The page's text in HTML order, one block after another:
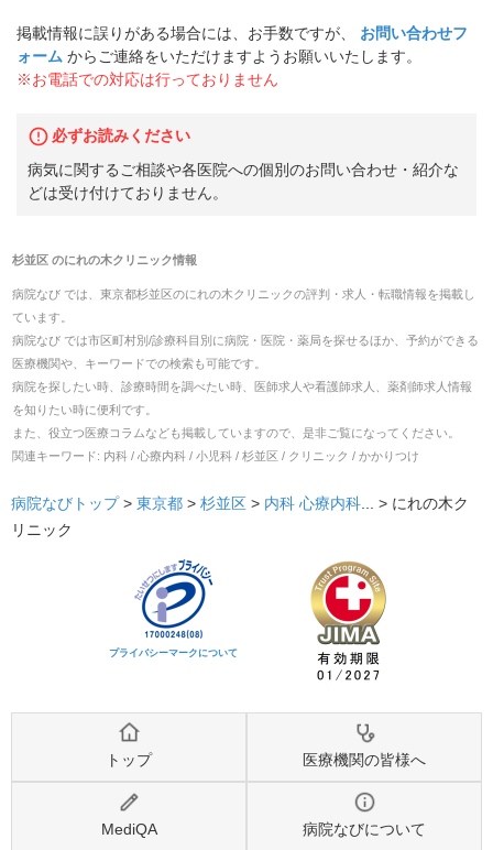
掲載情報に誤りがある場合には、お手数ですが、
お問い合わせフ
ォーム からご連絡をいただけますようお願いいたします。
※お電話での対応は行っておりません
必ずお読みください
病気に関するご相談や各医院への個別のお問い合わせ・紹介な
どは受け付けておりません。
杉並区のにれの木クリニック情報
病院なび では、 東京都杉並区のにれの木クリニックの評判・求人・転職情報を掲載し
ています。
病院なび では市区町村別/診療科目別に病院・医院・薬局を探せるほか、予約ができる
医療機関や、キーワードでの検索も可能です。
病院を探したい時、診療時間を調べたい時、医師求人や看護師求人、薬剤師求人情報
を知りたい時に便利です。
また、役立つ医療コラムなども掲載していますので、是非ご覧になってください。
関連キーワード: 内科 / 心療内科 / 小児科 / 杉並区 / クリニック / かかりつけ
病院なびトップ > 東京都 > 杉並区 > 内科 心療内科... > にれの木ク
リニック
プライバシーマークについて
トップ 医療機関の皆様へ
MediQA 病院なびについて